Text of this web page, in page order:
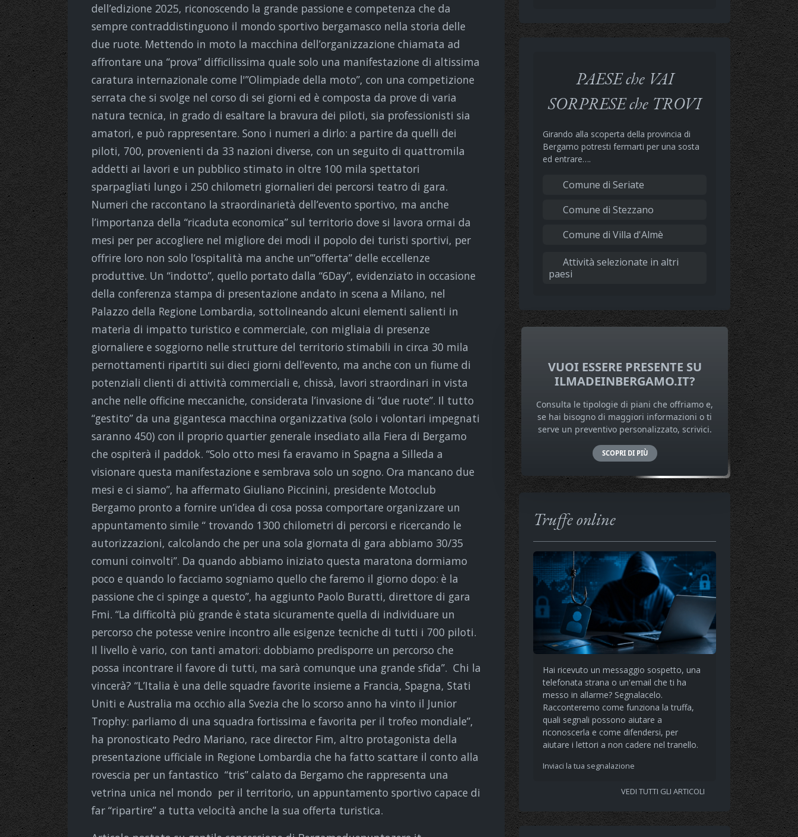
dell’edizione 2025, riconoscendo la grande passione e competenza che da
sempre contraddistinguono il mondo sportivo bergamasco nella storia delle
due ruote. Mettendo in moto la macchina dell’organizzazione chiamata ad
affrontare una “prova” difficilissima quale solo una manifestazione di altissima
caratura internazionale come l'”Olimpiade della moto”, con una competizione
serrata che si svolge nel corso di sei giorni ed è composta da prove di varia
natura tecnica, in grado di esaltare la bravura dei piloti, sia professionisti sia
amatori, e può rappresentare. Sono i numeri a dirlo: a partire da quelli dei
piloti, 700, provenienti da 33 nazioni diverse, con un seguito di quattromila
addetti ai lavori e un pubblico stimato in oltre 100 mila spettatori
sparpagliati lungo i 250 chilometri giornalieri dei percorsi teatro di gara.
Numeri che raccontano la straordinarietà dell’evento sportivo, ma anche
l’importanza della “ricaduta economica” sul territorio dove si lavora ormai da
mesi per per accogliere nel migliore dei modi il popolo dei turisti sportivi, per
offrire loro non solo l’ospitalità ma anche un’”offerta” delle eccellenze
produttive. Un “indotto”, quello portato dalla “6Day”, evidenziato in occasione
della conferenza stampa di presentazione andato in scena a Milano, nel
Palazzo della Regione Lombardia, sottolineando alcuni elementi salienti in
materia di impatto turistico e commerciale, con migliaia di presenze
giornaliere e soggiorno nelle strutture del territorio stimabili in circa 30 mila
pernottamenti ripartiti sui dieci giorni dell’evento, ma anche con un fiume di
potenziali clienti di attività commerciali e, chissà, lavori straordinari in vista
anche nelle officine meccaniche, considerata l’invasione di “due ruote”. Il tutto
“gestito” da una gigantesca macchina organizzativa (solo i volontari impegnati
saranno 450) con il proprio quartier generale insediato alla Fiera di Bergamo
che ospiterà il paddok. “Solo otto mesi fa eravamo in Spagna a Silleda a
visionare questa manifestazione e sembrava solo un sogno. Ora mancano due
mesi e ci siamo”, ha affermato Giuliano Piccinini, presidente Motoclub
Bergamo pronto a fornire un’idea di cosa possa comportare organizzare un
appuntamento simile “ trovando 1300 chilometri di percorsi e ricercando le
autorizzazioni, calcolando che per una sola giornata di gara abbiamo 30/35
comuni coinvolti”. Da quando abbiamo iniziato questa maratona dormiamo
poco e quando lo facciamo sogniamo quello che faremo il giorno dopo: è la
passione che ci spinge a questo”, ha aggiunto Paolo Buratti, direttore di gara
Fmi. “La difficoltà più grande è stata sicuramente quella di individuare un
percorso che potesse venire incontro alle esigenze tecniche di tutti i 700 piloti.
Il livello è vario, con tanti amatori: dobbiamo predisporre un percorso che
possa incontrare il favore di tutti, ma sarà comunque una grande sfida”. Chi la
vincerà? “L’Italia è una delle squadre favorite insieme a Francia, Spagna, Stati
Uniti e Australia ma occhio alla Svezia che lo scorso anno ha vinto il Junior
Trophy: parliamo di una squadra fortissima e favorita per il trofeo mondiale”,
ha pronosticato Pedro Mariano, race director Fim, altro protagonista della
presentazione ufficiale in Regione Lombardia che ha fatto scattare il conto alla
rovescia per un fantastico “tris” calato da Bergamo che rappresenta una
vetrina unica nel mondo per il territorio, un appuntamento sportivo capace di
far “ripartire” a tutta velocità anche la sua offerta turistica.
PAESE che VAI
SORPRESE che TROVI
Girando alla scoperta della provincia di
Bergamo potresti fermarti per una sosta
ed entrare….
Comune di Seriate
Comune di Stezzano
Comune di Villa d'Almè
Attività selezionate in altri
paesi
VUOI ESSERE PRESENTE SU
ILMADEINBERGAMO.IT?
Consulta le tipologie di piani che offriamo e,
se hai bisogno di maggiori informazioni o ti
serve un preventivo personalizzato, scrivici.
SCOPRI DI PIÙ
Truffe online
Hai ricevuto un messaggio sospetto, una
telefonata strana o un'email che ti ha
messo in allarme? Segnalacelo.
Racconteremo come funziona la truffa,
quali segnali possono aiutare a
riconoscerla e come difendersi, per
aiutare i lettori a non cadere nel tranello.
Inviaci la tua segnalazione
VEDI TUTTI GLI ARTICOLI